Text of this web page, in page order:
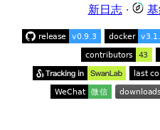
新日志·